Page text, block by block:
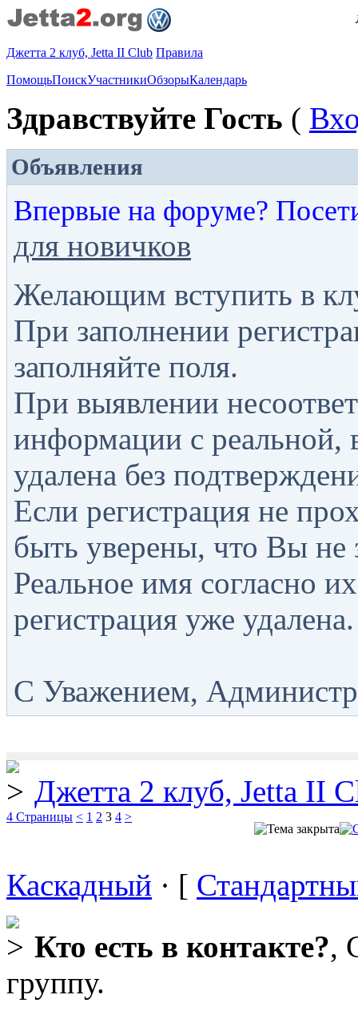
Джетта 2 клуб, Jetta II Club Правила
ПомощьПоискУчастникиОбзорыКалендарь
Здравствуйте Гость (
Объявления
Впервые на форуме?
для новичков
Желающим вступить в
При заполнении
заполняйте поля.
При выявлении
информации с реальной,
удалена без
Если регистрация не
быть уверены, что Вы не
Реальное имя согласно
регистрация уже удалена.
С Уважением,
Джетта 2 клуб, Jetta II
4 Страницы < 1 2 3 4 >
Каскадный · [
Кто есть в контакте?,
группу.